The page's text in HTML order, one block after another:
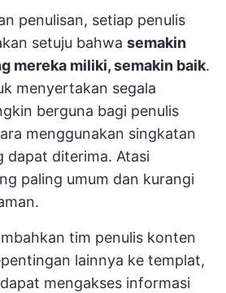
penulisan, setiap penulis
setuju bahwa semakin
mereka miliki, semakin baik.
menyertakan segala
berguna bagi penulis
menggunakan singkatan
dapat diterima. Atasi
paling umum dan kurangi
tim penulis konten
lainnya ke templat,
mengakses informasi